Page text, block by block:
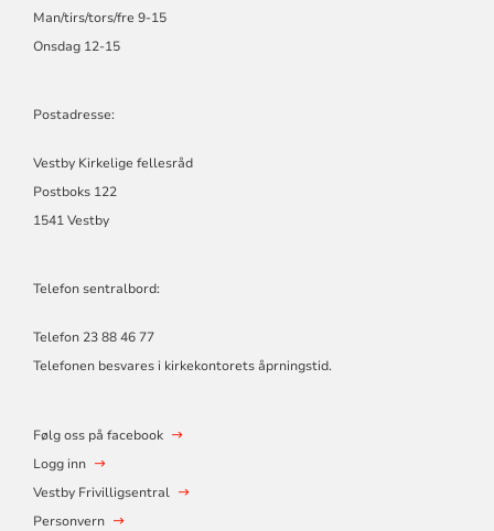
Man/tirs/tors/fre 9-15
Onsdag 12-15
Postadresse:
Vestby Kirkelige fellesråd
Postboks 122
1541 Vestby
Telefon sentralbord:
Telefon 23 88 46 77
Telefonen besvares i kirkekontorets åprningstid.
Følg oss på facebook
Logg inn
Vestby Frivilligsentral
Personvern